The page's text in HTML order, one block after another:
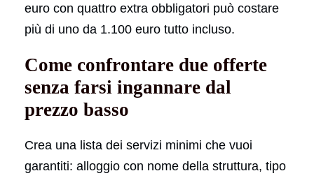
euro con quattro extra obbligatori può costare
più di uno da 1.100 euro tutto incluso.
Come confrontare due offerte
senza farsi ingannare dal
prezzo basso
Crea una lista dei servizi minimi che vuoi
garantiti: alloggio con nome della struttura, tipo